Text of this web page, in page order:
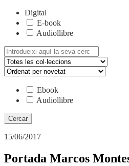
Digital
E-book
Audiollibre
Cerca:
Ebook
Audiollibre
15/06/2017
Portada Marcos